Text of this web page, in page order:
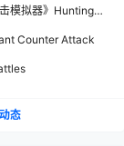
模拟器》Hunting
Counter Attack
态